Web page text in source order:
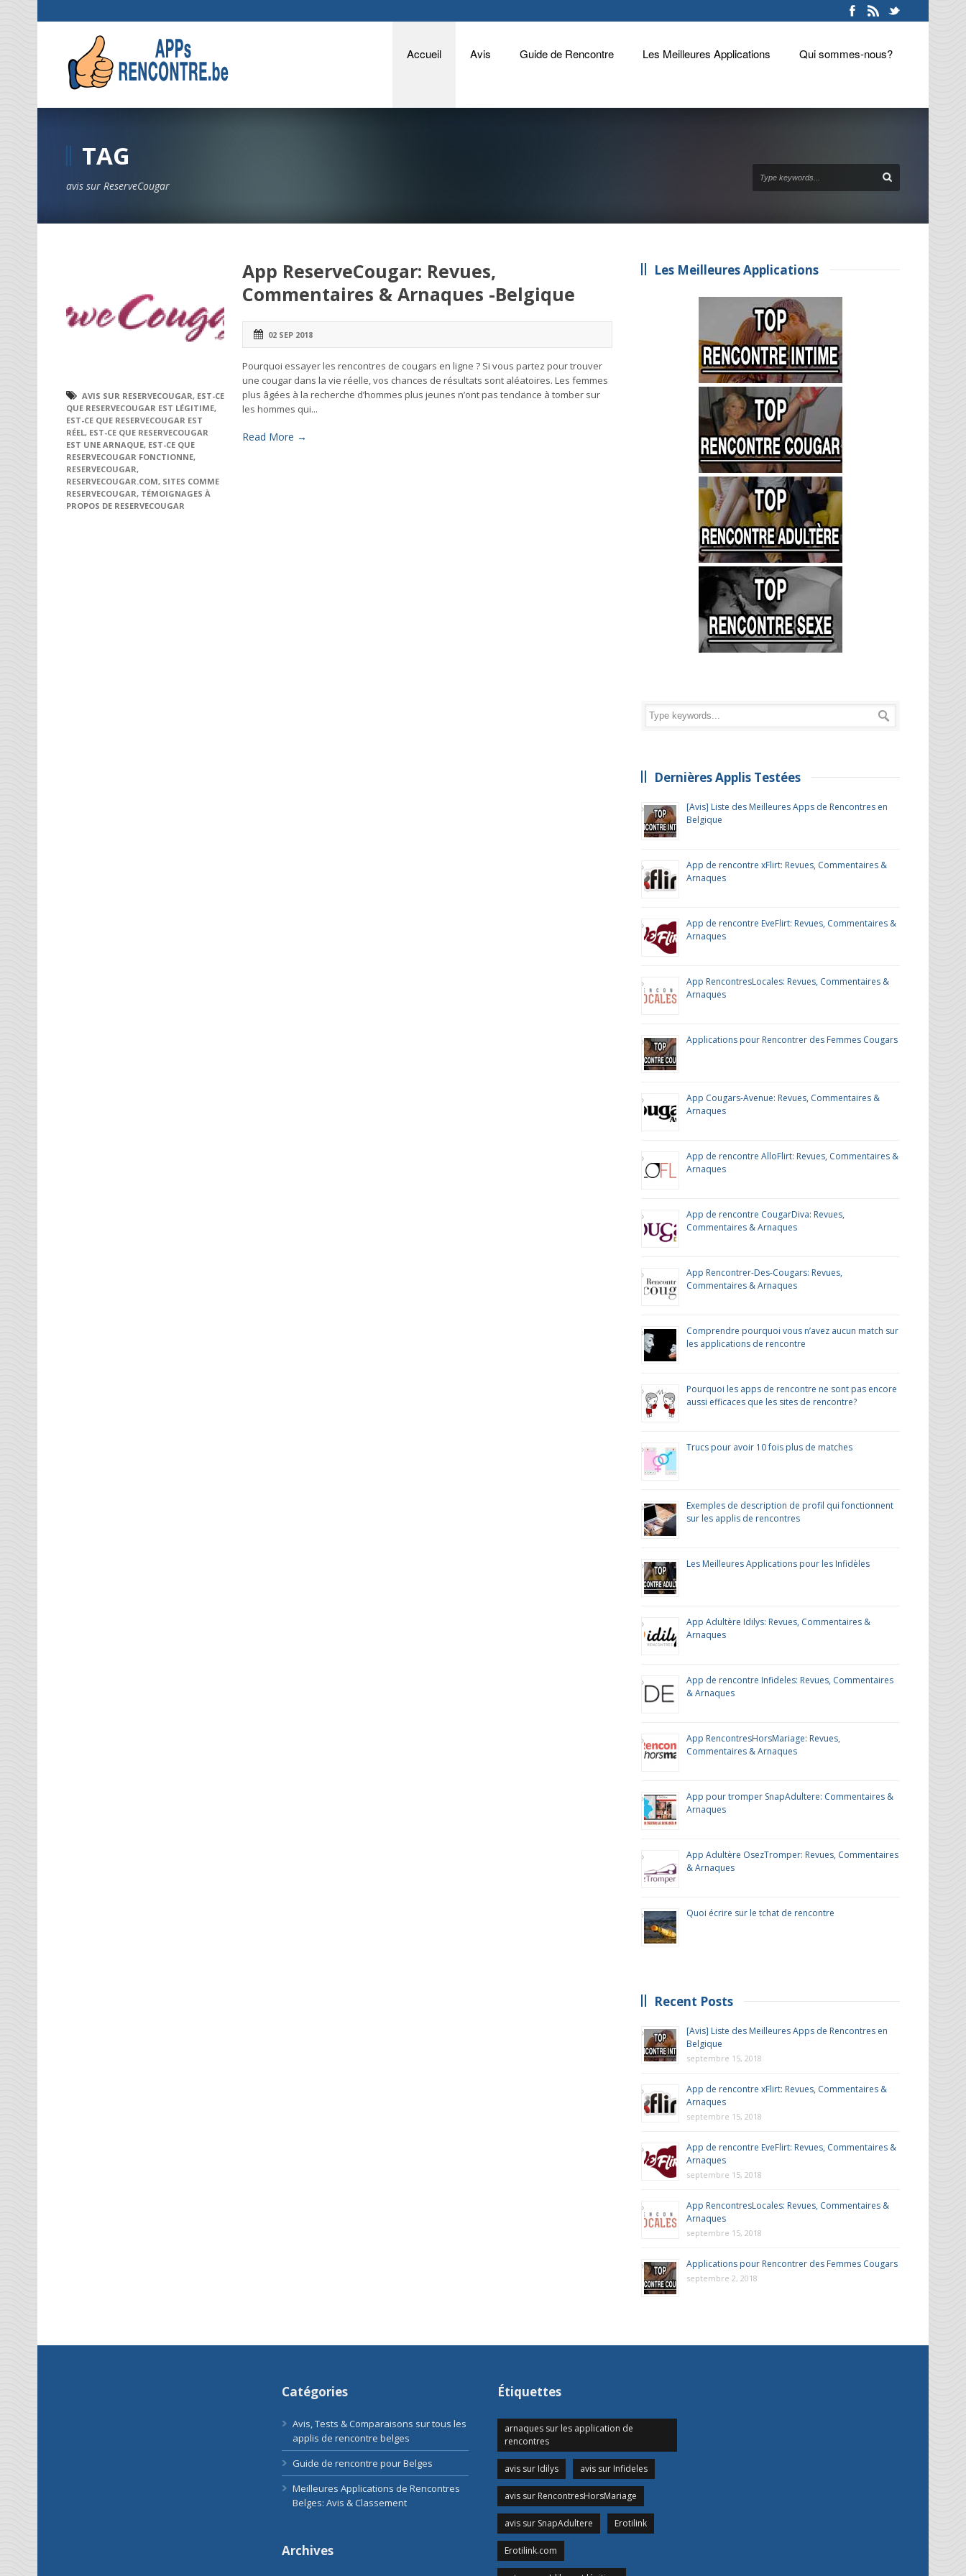
Accueil Avis Guide de Rencontre Les Meilleures Applications Qui sommes-nous?
TAG
avis sur ReserveCougar
AVIS SUR RESERVECOUGAR, EST-CE
QUE RESERVECOUGAR EST LÉGITIME,
EST-CE QUE RESERVECOUGAR EST
RÉEL, EST-CE QUE RESERVECOUGAR
EST UNE ARNAQUE, EST-CE QUE
RESERVECOUGAR FONCTIONNE,
RESERVECOUGAR,
RESERVECOUGAR.COM, SITES COMME
RESERVECOUGAR, TÉMOIGNAGES À
PROPOS DE RESERVECOUGAR
App ReserveCougar: Revues,
Commentaires & Arnaques -Belgique
02 SEP 2018
Pourquoi essayer les rencontres de cougars en ligne ? Si vous partez pour trouver
une cougar dans la vie réelle, vos chances de résultats sont aléatoires. Les femmes
plus âgées à la recherche d’hommes plus jeunes n’ont pas tendance à tomber sur
les hommes qui...
Read More →
Les Meilleures Applications
Dernières Applis Testées
[Avis] Liste des Meilleures Apps de Rencontres en
Belgique
App de rencontre xFlirt: Revues, Commentaires &
Arnaques
App de rencontre EveFlirt: Revues, Commentaires &
Arnaques
App RencontresLocales: Revues, Commentaires &
Arnaques
Applications pour Rencontrer des Femmes Cougars
App Cougars-Avenue: Revues, Commentaires &
Arnaques
App de rencontre AlloFlirt: Revues, Commentaires &
Arnaques
App de rencontre CougarDiva: Revues,
Commentaires & Arnaques
App Rencontrer-Des-Cougars: Revues,
Commentaires & Arnaques
Comprendre pourquoi vous n’avez aucun match sur
les applications de rencontre
Pourquoi les apps de rencontre ne sont pas encore
aussi efficaces que les sites de rencontre?
Trucs pour avoir 10 fois plus de matches
Exemples de description de profil qui fonctionnent
sur les applis de rencontres
Les Meilleures Applications pour les Infidèles
App Adultère Idilys: Revues, Commentaires &
Arnaques
App de rencontre Infideles: Revues, Commentaires
& Arnaques
App RencontresHorsMariage: Revues,
Commentaires & Arnaques
App pour tromper SnapAdultere: Commentaires &
Arnaques
App Adultère OsezTromper: Revues, Commentaires
& Arnaques
Quoi écrire sur le tchat de rencontre
Recent Posts
[Avis] Liste des Meilleures Apps de Rencontres en
Belgique
septembre 15, 2018
App de rencontre xFlirt: Revues, Commentaires &
Arnaques
septembre 15, 2018
App de rencontre EveFlirt: Revues, Commentaires &
Arnaques
septembre 15, 2018
App RencontresLocales: Revues, Commentaires &
Arnaques
septembre 15, 2018
Applications pour Rencontrer des Femmes Cougars
septembre 2, 2018
Catégories
Avis, Tests & Comparaisons sur tous les
applis de rencontre belges
Guide de rencontre pour Belges
Meilleures Applications de Rencontres
Belges: Avis & Classement
Archives
Étiquettes
arnaques sur les application de
rencontres
avis sur Idilys avis sur Infideles
avis sur RencontresHorsMariage
avis sur SnapAdultere Erotilink
Erotilink.com